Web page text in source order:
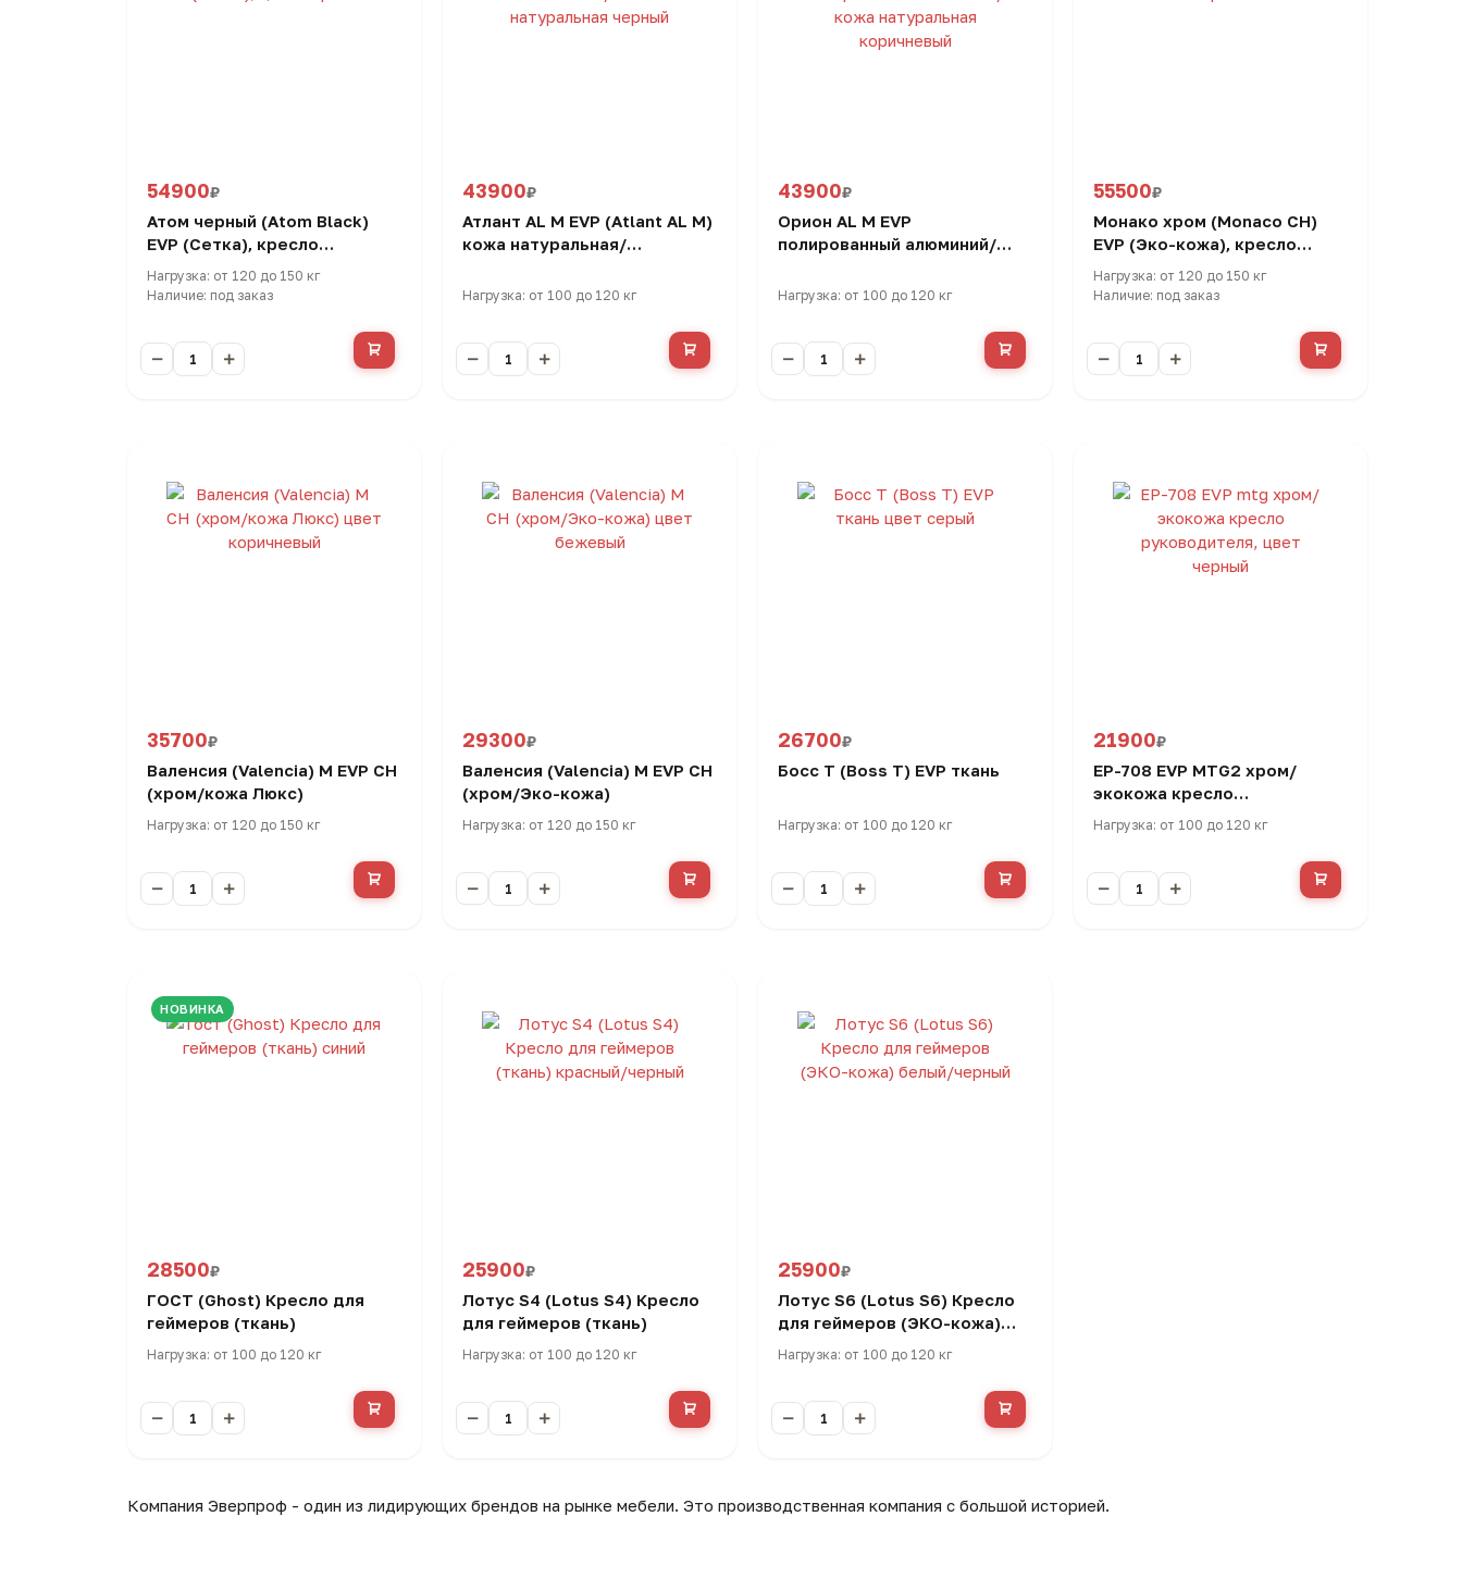
54900₽
Атом черный (Atom Black)
EVP (Сетка), кресло
эргономичное
Нагрузка: от 120 до 150 кг
Наличие: под заказ
43900₽
Атлант AL M EVP (Atlant AL M)
кожа натуральная/
кресло руководителя
Нагрузка: от 100 до 120 кг
43900₽
Орион AL M EVP
полированный алюминий/
руководителя
Нагрузка: от 100 до 120 кг
55500₽
Монако хром (Monaco CH)
EVP (Эко-кожа), кресло
руководителя
Нагрузка: от 120 до 150 кг
Наличие: под заказ
35700₽
Валенсия (Valencia) M EVP CH
(хром/кожа Люкс)
Нагрузка: от 120 до 150 кг
29300₽
Валенсия (Valencia) M EVP CH
(хром/Эко-кожа)
Нагрузка: от 120 до 150 кг
26700₽
Босс Т (Boss T) EVP ткань
Нагрузка: от 100 до 120 кг
21900₽
ЕР-708 EVP MTG2 хром/
экокожа кресло
руководителя
Нагрузка: от 100 до 120 кг
НОВИНКА
28500₽
ГОСТ (Ghost) Кресло для
геймеров (ткань)
Нагрузка: от 100 до 120 кг
25900₽
Лотус S4 (Lotus S4) Кресло
для геймеров (ткань)
Нагрузка: от 100 до 120 кг
25900₽
Лотус S6 (Lotus S6) Кресло
для геймеров (ЭКО-кожа)
белый/черный
Нагрузка: от 100 до 120 кг
Компания Эверпроф - один из лидирующих брендов на рынке мебели. Это производственная компания с большой историей.